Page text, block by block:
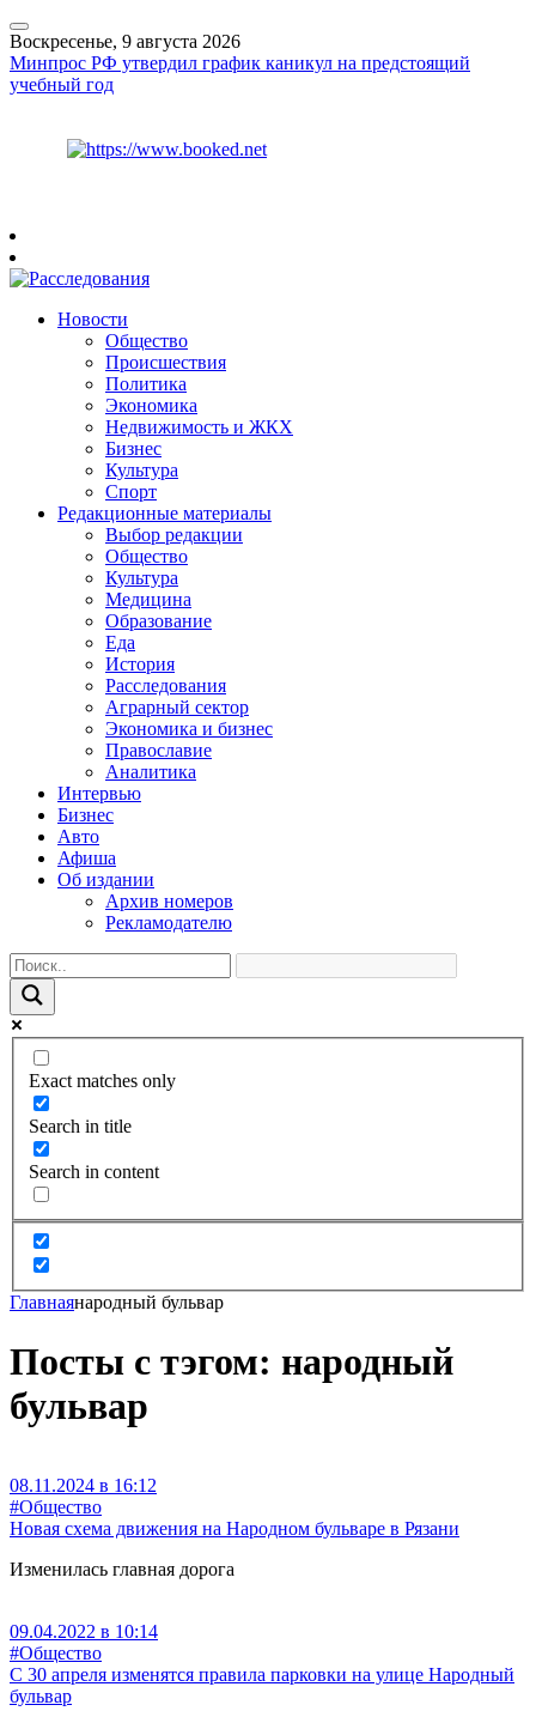
Воскресенье, 9 августа 2026
Минпрос РФ утвердил график каникул на предстоящий
учебный год
Новости
Общество
Происшествия
Политика
Экономика
Недвижимость и ЖКХ
Бизнес
Культура
Спорт
Редакционные материалы
Выбор редакции
Общество
Культура
Медицина
Образование
Еда
История
Расследования
Аграрный сектор
Экономика и бизнес
Православие
Аналитика
Интервью
Бизнес
Авто
Афиша
Об издании
Архив номеров
Рекламодателю
Exact matches only
Search in title
Search in content
Главнаянародный бульвар
Посты с тэгом: народный
бульвар
08.11.2024 в 16:12
#Общество
Новая схема движения на Народном бульваре в Рязани
Изменилась главная дорога
09.04.2022 в 10:14
#Общество
С 30 апреля изменятся правила парковки на улице Народный
бульвар